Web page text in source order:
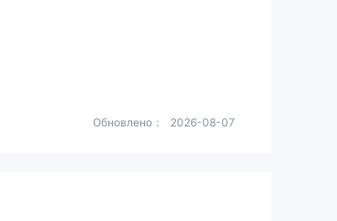
Обновлено： 2026-08-07